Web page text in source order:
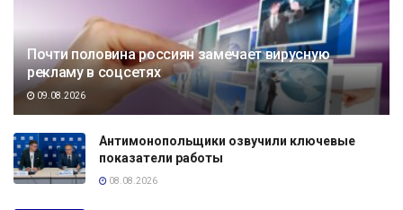
Почти половина россиян замечает вирусную
рекламу в соцсетях
09.08.2026
Антимонопольщики озвучили ключевые
показатели работы
08.08.2026